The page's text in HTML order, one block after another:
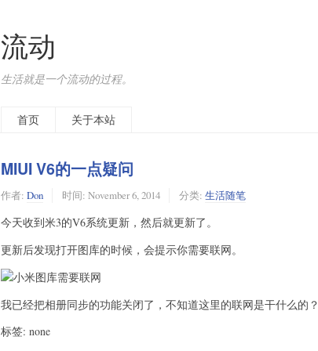
流动
生活就是一个流动的过程。
首页 关于本站
MIUI V6的一点疑问
作者: Don 时间: November 6, 2014 分类: 生活随笔
今天收到米3的V6系统更新，然后就更新了。
更新后发现打开图库的时候，会提示你需要联网。
我已经把相册同步的功能关闭了，不知道这里的联网是干什么的？
标签: none